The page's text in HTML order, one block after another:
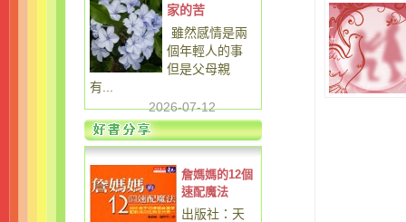
家的苦
雖然感情是兩
個年輕人的事
但是父母親
有...
2026-07-12
詹媽媽的12個
速配魔法
出版社：天